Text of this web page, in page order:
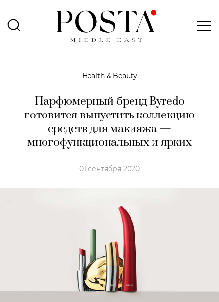
Health & Beauty
Парфюмерный бренд Byredo
готовится выпустить коллекцию
средств для макияжа —
многофункциональных и ярких
01 сентября 2020